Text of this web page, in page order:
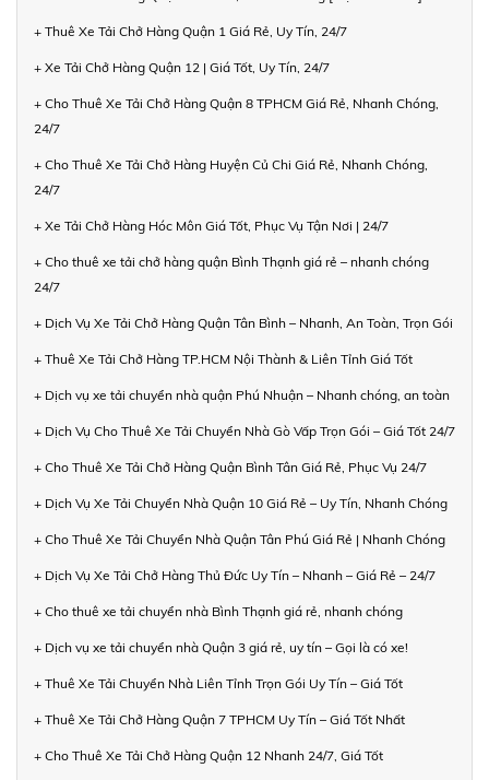
+ Thuê Xe Tải Chở Hàng Quận 1 Giá Rẻ, Uy Tín, 24/7
+ Xe Tải Chở Hàng Quận 12 | Giá Tốt, Uy Tín, 24/7
+ Cho Thuê Xe Tải Chở Hàng Quận 8 TPHCM Giá Rẻ, Nhanh Chóng,
24/7
+ Cho Thuê Xe Tải Chở Hàng Huyện Củ Chi Giá Rẻ, Nhanh Chóng,
24/7
+ Xe Tải Chở Hàng Hóc Môn Giá Tốt, Phục Vụ Tận Nơi | 24/7
+ Cho thuê xe tải chở hàng quận Bình Thạnh giá rẻ – nhanh chóng
24/7
+ Dịch Vụ Xe Tải Chở Hàng Quận Tân Bình – Nhanh, An Toàn, Trọn Gói
+ Thuê Xe Tải Chở Hàng TP.HCM Nội Thành & Liên Tỉnh Giá Tốt
+ Dịch vụ xe tải chuyển nhà quận Phú Nhuận – Nhanh chóng, an toàn
+ Dịch Vụ Cho Thuê Xe Tải Chuyển Nhà Gò Vấp Trọn Gói – Giá Tốt 24/7
+ Cho Thuê Xe Tải Chở Hàng Quận Bình Tân Giá Rẻ, Phục Vụ 24/7
+ Dịch Vụ Xe Tải Chuyển Nhà Quận 10 Giá Rẻ – Uy Tín, Nhanh Chóng
+ Cho Thuê Xe Tải Chuyển Nhà Quận Tân Phú Giá Rẻ | Nhanh Chóng
+ Dịch Vụ Xe Tải Chở Hàng Thủ Đức Uy Tín – Nhanh – Giá Rẻ – 24/7
+ Cho thuê xe tải chuyển nhà Bình Thạnh giá rẻ, nhanh chóng
+ Dịch vụ xe tải chuyển nhà Quận 3 giá rẻ, uy tín – Gọi là có xe!
+ Thuê Xe Tải Chuyển Nhà Liên Tỉnh Trọn Gói Uy Tín – Giá Tốt
+ Thuê Xe Tải Chở Hàng Quận 7 TPHCM Uy Tín – Giá Tốt Nhất
+ Cho Thuê Xe Tải Chở Hàng Quận 12 Nhanh 24/7, Giá Tốt